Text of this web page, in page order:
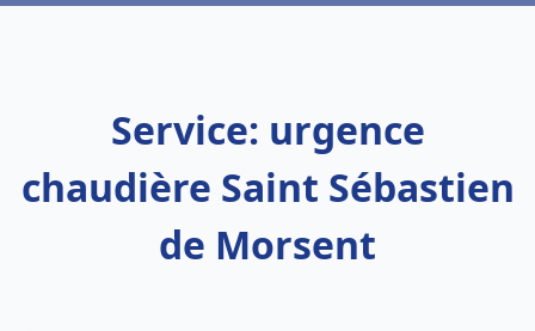
Service: urgence
chaudière Saint Sébastien
de Morsent